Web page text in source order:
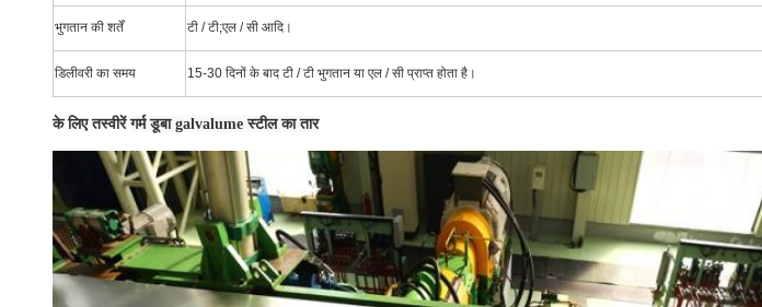
भुगतान की शर्तें टी / टी;एल / सी आदि।
डिलीवरी का समय 15-30 दिनों के बाद टी / टी भुगतान या एल / सी प्राप्त होता है।
के लिए तस्वीरेंगर्म डूबा galvalume स्टील का तार